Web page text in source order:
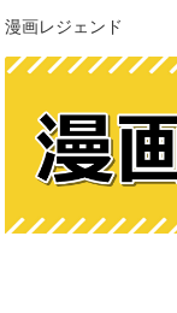
漫画レジェンド